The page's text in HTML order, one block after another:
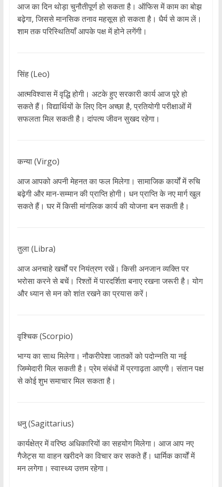
आज का दिन थोड़ा चुनौतीपूर्ण हो सकता है। ऑफिस में काम का बोझ
बढ़ेगा, जिससे मानसिक तनाव महसूस हो सकता है। धैर्य से काम लें।
शाम तक परिस्थितियाँ आपके पक्ष में होने लगेंगी।
सिंह (Leo)
आत्मविश्वास में वृद्धि होगी। अटके हुए सरकारी कार्य आज पूरे हो
सकते हैं। विद्यार्थियों के लिए दिन अच्छा है, प्रतियोगी परीक्षाओं में
सफलता मिल सकती है। दांपत्य जीवन सुखद रहेगा।
कन्या (Virgo)
आज आपको अपनी मेहनत का फल मिलेगा। सामाजिक कार्यों में रुचि
बढ़ेगी और मान-सम्मान की प्राप्ति होगी। धन प्राप्ति के नए मार्ग खुल
सकते हैं। घर में किसी मांगलिक कार्य की योजना बन सकती है।
तुला (Libra)
आज अनचाहे खर्चों पर नियंत्रण रखें। किसी अनजान व्यक्ति पर
भरोसा करने से बचें। रिश्तों में पारदर्शिता बनाए रखना जरूरी है। योग
और ध्यान से मन को शांत रखने का प्रयास करें।
वृश्चिक (Scorpio)
भाग्य का साथ मिलेगा। नौकरीपेशा जातकों को पदोन्नति या नई
जिम्मेदारी मिल सकती है। प्रेम संबंधों में प्रगाढ़ता आएगी। संतान पक्ष
से कोई शुभ समाचार मिल सकता है।
धनु (Sagittarius)
कार्यक्षेत्र में वरिष्ठ अधिकारियों का सहयोग मिलेगा। आज आप नए
गैजेट्स या वाहन खरीदने का विचार कर सकते हैं। धार्मिक कार्यों में
मन लगेगा। स्वास्थ्य उत्तम रहेगा।